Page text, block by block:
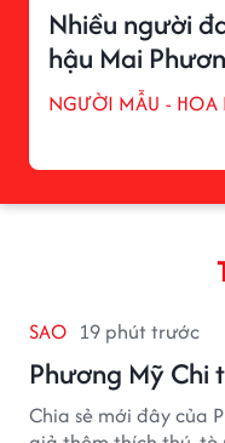
Nhiều người
hậu Mai
NGƯỜI MẪU - HOA
SAO 19 phút trước
Phương Mỹ Chi
Chia sẻ mới đây của